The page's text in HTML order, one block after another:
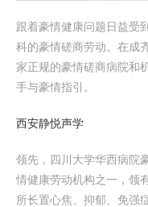
跟着豪情健康问题日益受
科的豪情磋商劳动。在成
家正规的豪情磋商病院和
手与豪情指引。
西安静悦声学
领先，四川大学华西病院
情健康劳动机构之一，领
所长置心焦、抑郁、免强